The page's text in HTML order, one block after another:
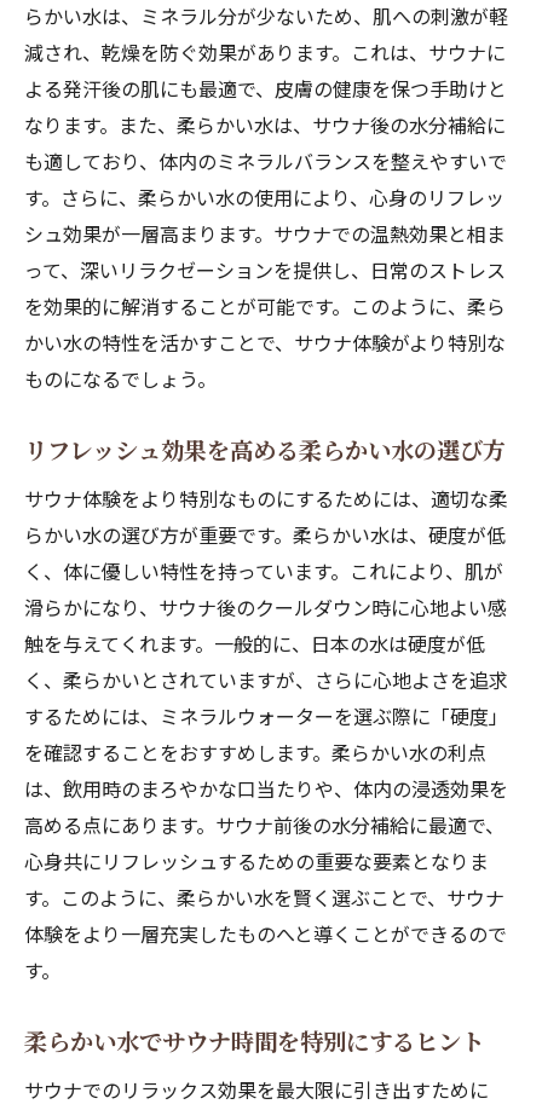
らかい水は、ミネラル分が少ないため、肌への刺激が軽
減され、乾燥を防ぐ効果があります。これは、サウナに
よる発汗後の肌にも最適で、皮膚の健康を保つ手助けと
なります。また、柔らかい水は、サウナ後の水分補給に
も適しており、体内のミネラルバランスを整えやすいで
す。さらに、柔らかい水の使用により、心身のリフレッ
シュ効果が一層高まります。サウナでの温熱効果と相ま
って、深いリラクゼーションを提供し、日常のストレス
を効果的に解消することが可能です。このように、柔ら
かい水の特性を活かすことで、サウナ体験がより特別な
ものになるでしょう。
リフレッシュ効果を高める柔らかい水の選び方
サウナ体験をより特別なものにするためには、適切な柔
らかい水の選び方が重要です。柔らかい水は、硬度が低
く、体に優しい特性を持っています。これにより、肌が
滑らかになり、サウナ後のクールダウン時に心地よい感
触を与えてくれます。一般的に、日本の水は硬度が低
く、柔らかいとされていますが、さらに心地よさを追求
するためには、ミネラルウォーターを選ぶ際に「硬度」
を確認することをおすすめします。柔らかい水の利点
は、飲用時のまろやかな口当たりや、体内の浸透効果を
高める点にあります。サウナ前後の水分補給に最適で、
心身共にリフレッシュするための重要な要素となりま
す。このように、柔らかい水を賢く選ぶことで、サウナ
体験をより一層充実したものへと導くことができるので
す。
柔らかい水でサウナ時間を特別にするヒント
サウナでのリラックス効果を最大限に引き出すために